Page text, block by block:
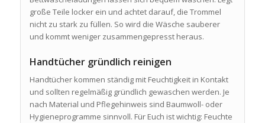
große Teile locker ein und achtet darauf, die Trommel
nicht zu stark zu füllen. So wird die Wäsche sauberer
und kommt weniger zusammengepresst heraus.
Handtücher gründlich reinigen
Handtücher kommen ständig mit Feuchtigkeit in Kontakt
und sollten regelmäßig gründlich gewaschen werden. Je
nach Material und Pflegehinweis sind Baumwoll- oder
Hygieneprogramme sinnvoll. Für Euch ist wichtig: Feuchte